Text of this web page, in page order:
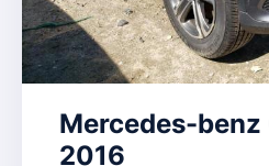
Mercedes-
2016